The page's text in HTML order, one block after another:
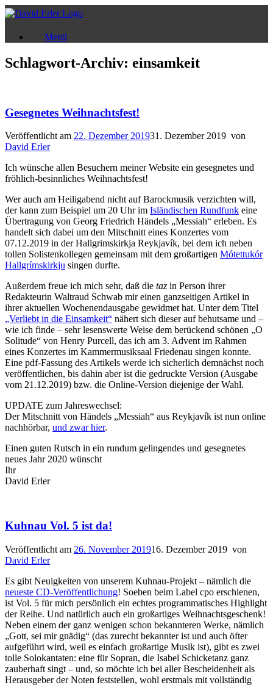
Zum
Inhalt
Menü
Schlagwort-Archiv: einsamkeit
Gesegnetes Weihnachtsfest!
Veröffentlicht am 22. Dezember 201931. Dezember 2019 von
David Erler
Ich wünsche allen Besuchern meiner Website ein gesegnetes und
fröhlich-besinnliches Weihnachtsfest!
Wer auch am Heiligabend nicht auf Barockmusik verzichten will,
der kann zum Beispiel um 20 Uhr im Isländischen Rundfunk eine
Übertragung von Georg Friedrich Händels „Messiah“ erleben. Es
handelt sich dabei um den Mitschnitt eines Konzertes vom
07.12.2019 in der Hallgrimskirkja Reykjavík, bei dem ich neben
tollen Solistenkollegen gemeinsam mit dem großartigen Mótettukór
Hallgrímskirkju singen durfte.
Außerdem freue ich mich sehr, daß die taz in Person ihrer
Redakteurin Waltraud Schwab mir einen ganzseitigen Artikel in
ihrer aktuellen Wochenendausgabe gewidmet hat. Unter dem Titel
„Verliebt in die Einsamkeit“ nähert sich dieser auf behutsame und –
wie ich finde – sehr lesenswerte Weise dem berückend schönen „O
Solitude“ von Henry Purcell, das ich am 3. Advent im Rahmen
eines Konzertes im Kammermusiksaal Friedenau singen konnte.
Eine pdf-Fassung des Artikels werde ich sicherlich demnächst noch
veröffentlichen, bis dahin aber ist die gedruckte Version (Ausgabe
vom 21.12.2019) bzw. die Online-Version diejenige der Wahl.
UPDATE zum Jahreswechsel:
Der Mitschnitt von Händels „Messiah“ aus Reykjavík ist nun online
nachhörbar, und zwar hier.
Einen guten Rutsch in ein rundum gelingendes und gesegnetes
neues Jahr 2020 wünscht
Ihr
David Erler
Kuhnau Vol. 5 ist da!
Veröffentlicht am 26. November 201916. Dezember 2019 von
David Erler
Es gibt Neuigkeiten von unserem Kuhnau-Projekt – nämlich die
neueste CD-Veröffentlichung! Soeben beim Label cpo erschienen,
ist Vol. 5 für mich persönlich ein echtes programmatisches Highlight
der Reihe. Und natürlich auch ein großartiges Weihnachtsgeschenk!
Neben einem der ganz wenigen schon bekannteren Werke, nämlich
„Gott, sei mir gnädig“ (das zurecht bekannter ist und auch öfter
aufgeführt wird, weil es einfach großartige Musik ist), gibt es zwei
tolle Solokantaten: eine für Sopran, die Isabel Schicketanz ganz
zauberhaft singt – und, so möchte ich bei aller Bescheidenheit als
Herausgeber der Noten feststellen, wohl erstmals mit vollständig